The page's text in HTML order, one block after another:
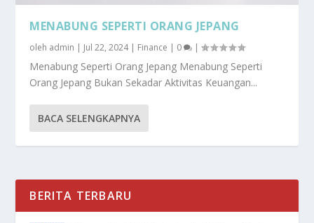
MENABUNG SEPERTI ORANG JEPANG
oleh admin | Jul 22, 2024| Finance | 0 |
Menabung Seperti Orang Jepang Menabung Seperti
Orang Jepang Bukan Sekadar Aktivitas Keuangan...
BACA SELENGKAPNYA
BERITA TERBARU